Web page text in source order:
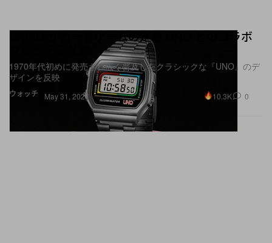
ウォッチ
CASIO がカードゲームの定番 UNO とのコラボ
1970年代初めに発売され広く普及したクラシックな『UNO』のデ
ザインを反映
May 31, 2024 10.3K 0